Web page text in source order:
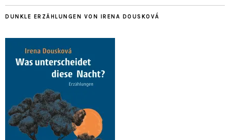
DUNKLE ERZÄHLUNGEN VON IRENA DOUSKOVÁ